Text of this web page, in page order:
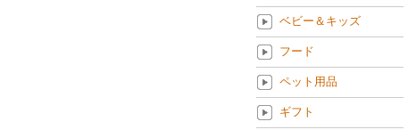
ベビー＆キッズ
フード
ペット用品
ギフト